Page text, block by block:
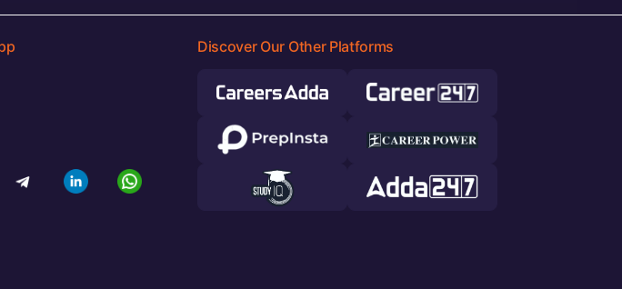
Discover Our Other Platforms